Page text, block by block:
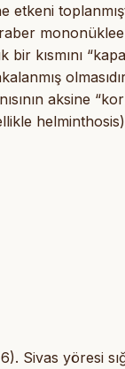
kısmını
aksine
Sivas yöresi